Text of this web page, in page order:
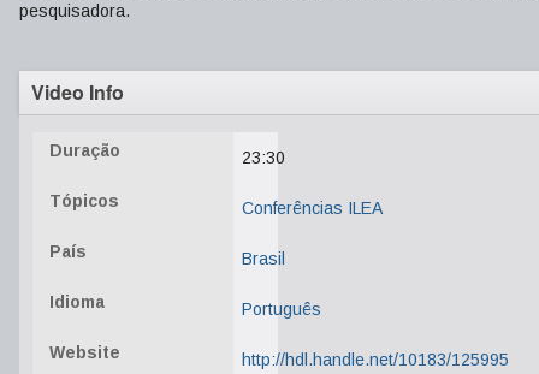
pesquisadora.
Video Info
Duração 23:30
Tópicos Conferências ILEA
País Brasil
Idioma Português
Website http://hdl.handle.net/10183/125995